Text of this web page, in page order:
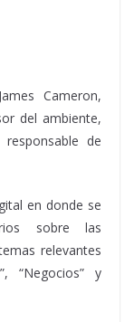
Cameron,
del ambiente,
de
en donde se
sobre las
relevantes
“Negocios” y